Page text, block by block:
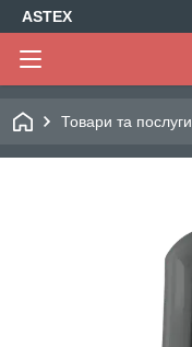
ASTEX
Товари та послуги